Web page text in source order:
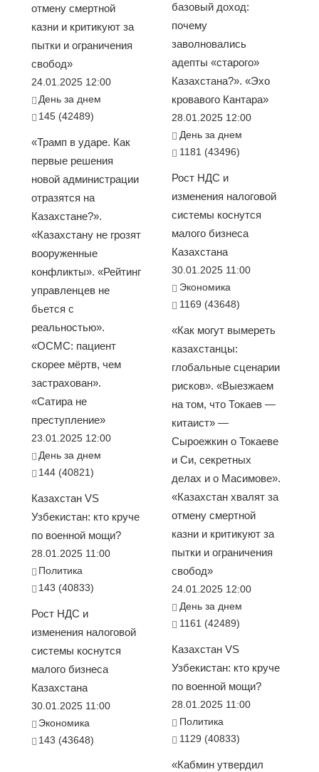
отмену смертной
казни и критикуют за
пытки и ограничения
свобод»
24.01.2025 12:00
День за днем
145 (42489)
«Трамп в ударе. Как
первые решения
новой администрации
отразятся на
Казахстане?».
«Казахстану не грозят
вооруженные
конфликты». «Рейтинг
управленцев не
бьется с
реальностью».
«ОСМС: пациент
скорее мёртв, чем
застрахован».
«Сатира не
преступление»
23.01.2025 12:00
День за днем
144 (40821)
Казахстан VS
Узбекистан: кто круче
по военной мощи?
28.01.2025 11:00
Политика
143 (40833)
Рост НДС и
изменения налоговой
системы коснутся
малого бизнеса
Казахстана
30.01.2025 11:00
Экономика
143 (43648)
базовый доход:
почему
заволновались
адепты «старого»
Казахстана?». «Эхо
кровавого Кантара»
28.01.2025 12:00
День за днем
1181 (43496)
Рост НДС и
изменения налоговой
системы коснутся
малого бизнеса
Казахстана
30.01.2025 11:00
Экономика
1169 (43648)
«Как могут вымереть
казахстанцы:
глобальные сценарии
рисков». «Выезжаем
на том, что Токаев —
китаист» —
Сыроежкин о Токаеве
и Си, секретных
делах и о Масимове».
«Казахстан хвалят за
отмену смертной
казни и критикуют за
пытки и ограничения
свобод»
24.01.2025 12:00
День за днем
1161 (42489)
Казахстан VS
Узбекистан: кто круче
по военной мощи?
28.01.2025 11:00
Политика
1129 (40833)
«Кабмин утвердил